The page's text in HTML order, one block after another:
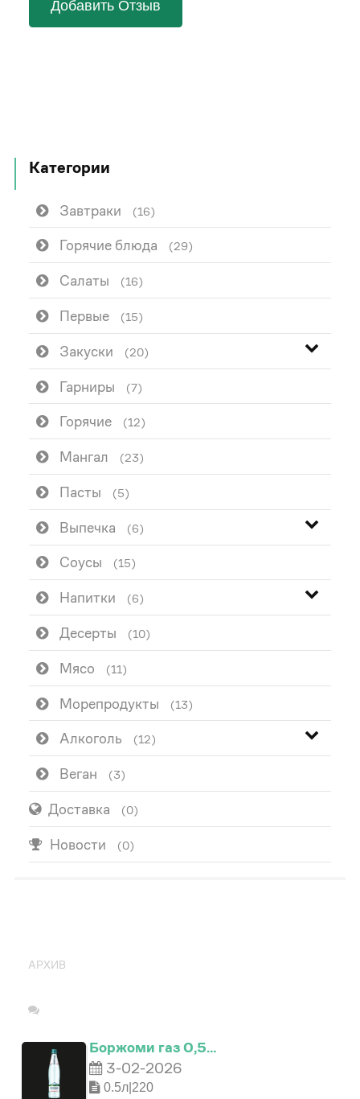
Добавить Отзыв
Категории
Завтраки (16)
Горячие блюда (29)
Салаты (16)
Первые (15)
Закуски (20)
Гарниры (7)
Горячие (12)
Мангал (23)
Пасты (5)
Выпечка (6)
Соусы (15)
Напитки (6)
Десерты (10)
Мясо (11)
Морепродукты (13)
Алкоголь (12)
Веган (3)
Доставка (0)
Новости (0)
АРХИВ
Боржоми газ 0,5…
3-02-2026
0.5л|220